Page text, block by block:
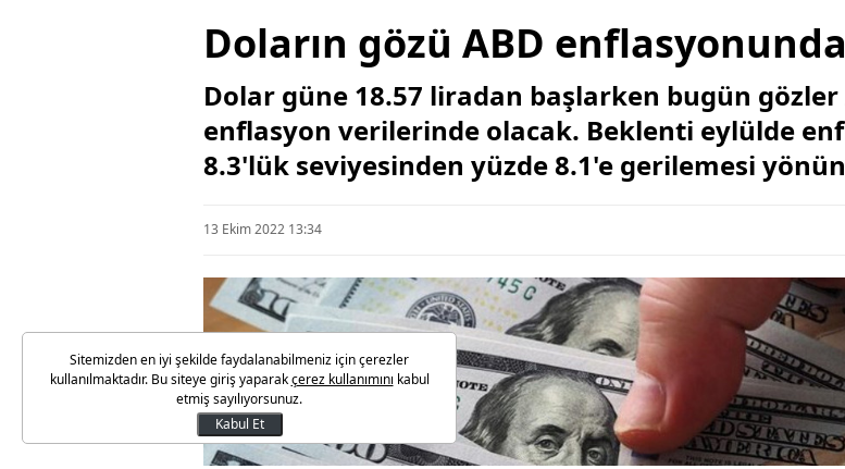
Doların gözü ABD enflasyonunda
Dolar güne 18.57 liradan başlarken bugün gözler
enflasyon verilerinde olacak. Beklenti eylülde
8.3'lük seviyesinden yüzde 8.1'e gerilemesi
13 Ekim 2022 13:34
Sitemizden en iyi şekilde faydalanabilmeniz için çerezler
kullanılmaktadır. Bu siteye giriş yaparakçerez kullanımını kabul
etmiş sayılıyorsunuz.
Kabul Et